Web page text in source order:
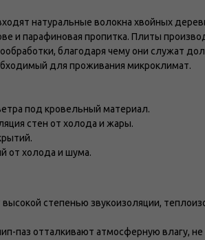
натуральные волокна хвойных
и парафиновая пропитка. Плиты
благодаря чему они служат
для проживания микроклимат.
под кровельный материал.
стен от холода и жары.
от холода и шума.
степенью звукоизоляции,
паз отталкивают атмосферную влагу, не